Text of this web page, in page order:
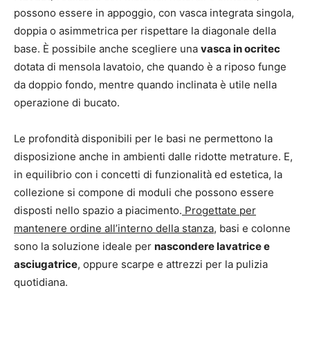
possono essere in appoggio, con vasca integrata singola,
doppia o asimmetrica per rispettare la diagonale della
base. È possibile anche scegliere una vasca in ocritec
dotata di mensola lavatoio, che quando è a riposo funge
da doppio fondo, mentre quando inclinata è utile nella
operazione di bucato.
Le profondità disponibili per le basi ne permettono la
disposizione anche in ambienti dalle ridotte metrature. E,
in equilibrio con i concetti di funzionalità ed estetica, la
collezione si compone di moduli che possono essere
disposti nello spazio a piacimento. Progettate per
mantenere ordine all’interno della stanza, basi e colonne
sono la soluzione ideale per nascondere lavatrice e
asciugatrice, oppure scarpe e attrezzi per la pulizia
quotidiana.